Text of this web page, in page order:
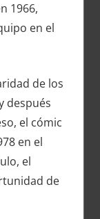
1966,
en el
de los
después
el cómic
en el
el
de